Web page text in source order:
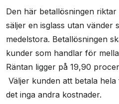
Den här betallösningen
säljer en isglass utan vänder
medelstora. Betallösningen
kunder som handlar för
Räntan ligger på 19,90
Väljer kunden att betala
det inga andra kostnader.